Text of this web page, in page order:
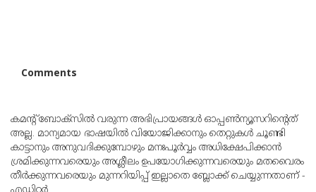
Comments
കമന്റ് ബോക്‌സില്‍ വരുന്ന അഭിപ്രായങ്ങള്‍ ഓപ്പൺന്യൂസറിന്റെത്
അല്ല. മാന്യമായ ഭാഷയില്‍ വിയോജിക്കാനും തെറ്റുകള്‍ ചൂണ്ടി
കാട്ടാനും അനുവദിക്കുമ്പോഴും മനഃപൂര്‍വ്വം അധിക്ഷേപിക്കാന്‍
ശ്രമിക്കുന്നവരെയും അശ്ലീലം ഉപയോഗിക്കുന്നവരെയും മതവൈരം
തീര്‍ക്കുന്നവരെയും മുന്നറിയിപ്പ് ഇല്ലാതെ ബ്ലോക്ക് ചെയ്യുന്നതാണ് -